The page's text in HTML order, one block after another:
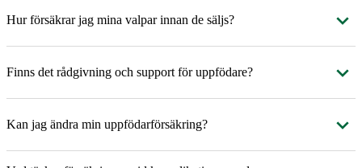
Hur försäkrar jag mina valpar innan de säljs?
Finns det rådgivning och support för uppfödare?
Kan jag ändra min uppfödarförsäkring?